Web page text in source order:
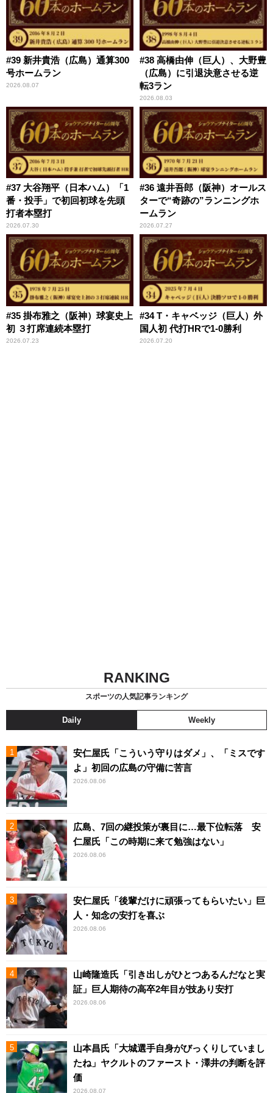
#39 新井貴浩（広島）通算300
号ホームラン
2026.08.07
#38 高橋由伸（巨人）、大野豊
（広島）に引退決意させる逆
転3ラン
2026.08.03
#37 大谷翔平（日本ハム）「1
番・投手」で初回初球を先頭
打者本塁打
2026.07.30
#36 遠井吾郎（阪神）オールス
ターで“奇跡の”ランニングホ
ームラン
2026.07.27
#35 掛布雅之（阪神）球宴史上
初 ３打席連続本塁打
2026.07.23
#34 T・キャベッジ（巨人）外
国人初 代打HRで1-0勝利
2026.07.20
RANKING
スポーツの人気記事ランキング
Daily Weekly
安仁屋氏「こういう守りはダメ」、「ミスです
よ」初回の広島の守備に苦言
2026.08.06
広島、7回の継投策が裏目に…最下位転落 安
仁屋氏「この時期に来て勉強はない」
2026.08.06
安仁屋氏「後輩だけに頑張ってもらいたい」巨
人・知念の安打を喜ぶ
2026.08.06
山崎隆造氏「引き出しがひとつあるんだなと実
証」巨人期待の高卒2年目が技あり安打
2026.08.06
山本昌氏「大城選手自身がびっくりしていまし
たね」ヤクルトのファースト・澤井の判断を評
価
2026.08.07